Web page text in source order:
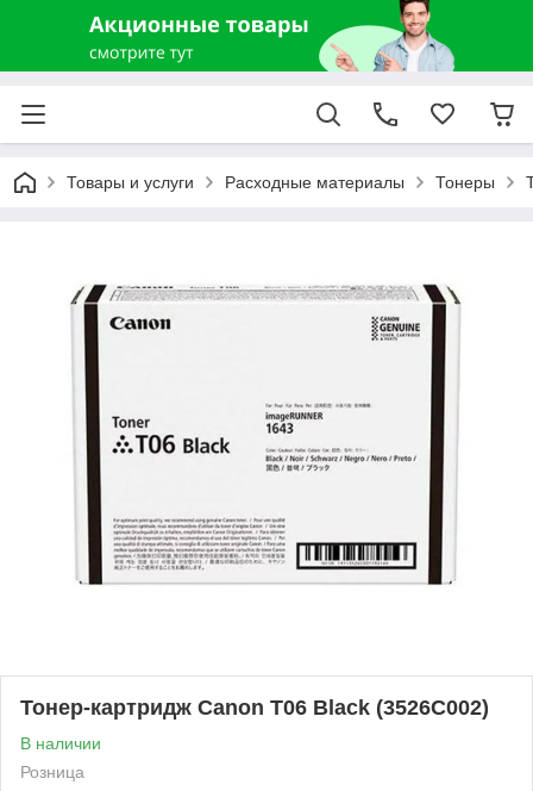
Товары и услуги Расходные материалы Тонеры
Тонер-картридж Canon T06 Black (3526C002)
В наличии
Розница